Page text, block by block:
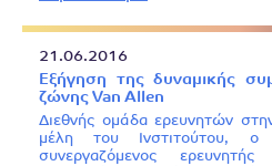
21.06.2016
Εξήγηση της δυναμικής
ζώνης Van Allen
Διεθνής ομάδα ερευνητών
μέλη του Ινστιτούτου,
συνεργαζόμενος